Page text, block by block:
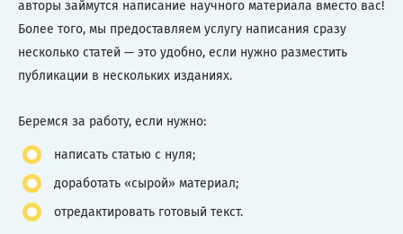
авторы займутся написание научного материала вместо вас!
Более того, мы предоставляем услугу написания сразу
несколько статей — это удобно, если нужно разместить
публикации в нескольких изданиях.
Беремся за работу, если нужно:
написать статью с нуля;
доработать «сырой» материал;
отредактировать готовый текст.